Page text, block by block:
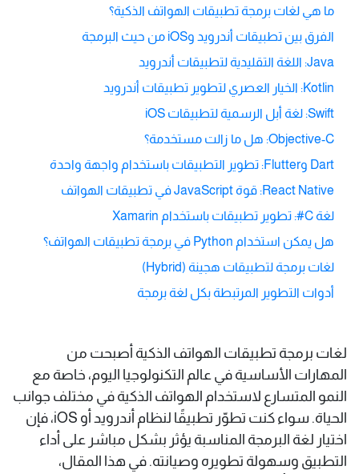
ما هي لغات برمجة تطبيقات الهواتف الذكية؟
الفرق بين تطبيقات أندرويد وiOS من حيث البرمجة
Java: اللغة التقليدية لتطبيقات أندرويد
Kotlin: الخيار العصري لتطوير تطبيقات أندرويد
Swift: لغة أبل الرسمية لتطبيقات iOS
Objective-C: هل ما زالت مستخدمة؟
Dart وFlutter: تطوير التطبيقات باستخدام واجهة واحدة
React Native: قوة JavaScript في تطبيقات الهواتف
لغة C#: تطوير تطبيقات باستخدام Xamarin
هل يمكن استخدام Python في برمجة تطبيقات الهواتف؟
لغات برمجة لتطبيقات هجينة (Hybrid)
أدوات التطوير المرتبطة بكل لغة برمجة
لغات برمجة تطبيقات الهواتف الذكية أصبحت من
المهارات الأساسية في عالم التكنولوجيا اليوم، خاصة مع
النمو المتسارع لاستخدام الهواتف الذكية في مختلف جوانب
الحياة. سواء كنت تطوّر تطبيقًا لنظام أندرويد أو iOS، فإن
اختيار لغة البرمجة المناسبة يؤثر بشكل مباشر على أداء
التطبيق وسهولة تطويره وصيانته. في هذا المقال،